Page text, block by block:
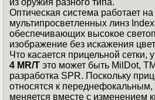
из оружия разного типа.
Оптическая система работает
мультипросветленных линз
обеспечивающих высокое
изображение без искажения
Что касается прицельной сетки,
4 MR/T это может быть MilDot,
разработка SPR. Поскольку
относятся к переднефокальным,
меняется вместе с изменением